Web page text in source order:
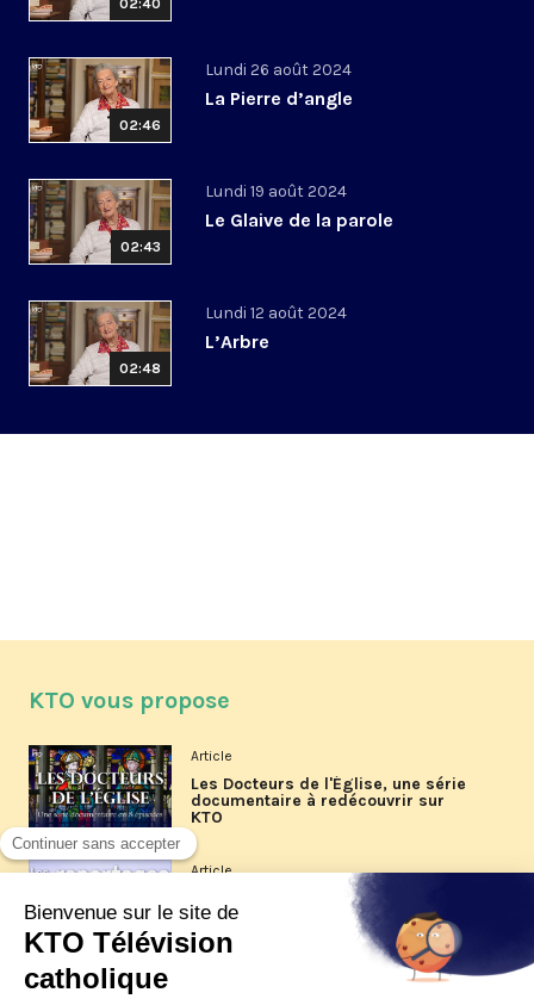
02:40
02:46
Lundi 26 août 2024
La Pierre d’angle
02:43
Lundi 19 août 2024
Le Glaive de la parole
02:48
Lundi 12 août 2024
L’Arbre
KTO vous propose
Article
Les Docteurs de l'Église, une série
documentaire à redécouvrir sur
KTO
Article
Les reportages d'été 2026 de KTO